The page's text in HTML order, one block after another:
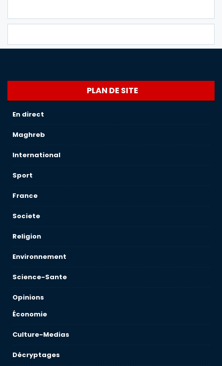
PLAN DE SITE
En direct
Maghreb
International
Sport
France
Societe
Religion
Environnement
Science-Sante
Opinions
Économie
Culture-Medias
Décryptages